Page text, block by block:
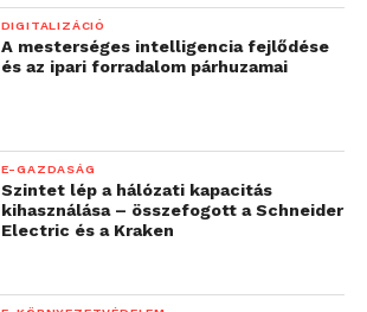
DIGITALIZÁCIÓ
A mesterséges intelligencia fejlődése
és az ipari forradalom párhuzamai
E-GAZDASÁG
Szintet lép a hálózati kapacitás
kihasználása – összefogott a Schneider
Electric és a Kraken